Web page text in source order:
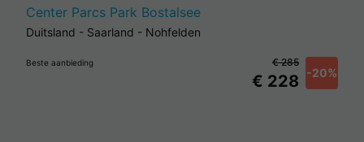
Center Parcs Park Bostalsee
Duitsland - Saarland - Nohfelden
Beste aanbieding
€ 228 -20%
€ 285